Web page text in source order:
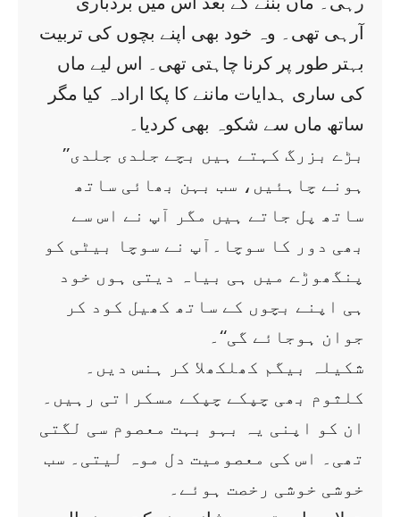
آرہی تھی۔ وہ خود بھی اپنے بچوں کی تربیت
بہتر طور پر کرنا چاہتی تھی۔ اس لیے ماں
کی ساری ہدایات ماننے کا پکا ارادہ کیا مگر
ساتھ ماں سے شکوہ بھی کردیا۔
’’بڑے بزرگ کہتے ہیں بچے جلدی جلدی
ہونے چاہئیں، سب بہن بھائی ساتھ
ساتھ پل جاتے ہیں مگر آپ نے اس سے
بھی دور کا سوچا۔آپ نے سوچا بیٹی کو
پنگھوڑے میں ہی بیاہ دیتی ہوں خود
ہی اپنے بچوں کے ساتھ کھیل کود کر
جوان ہوجائے گی‘‘۔
شکیلہ بیگم کھلکھلا کر ہنس دیں۔
کلثوم بھی چپکے چپکے مسکراتی رہیں۔
ان کو اپنی یہ بہو بہت معصوم سی لگتی
تھی۔ اس کی معصومیت دل موہ لیتی۔ سب
خوشی خوشی رخصت ہوئے۔